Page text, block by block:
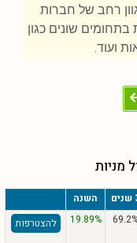
רחב של חברות
בתחומים שונים כגון
ועוד.
מניות
השנה
19.89% להצטרפות